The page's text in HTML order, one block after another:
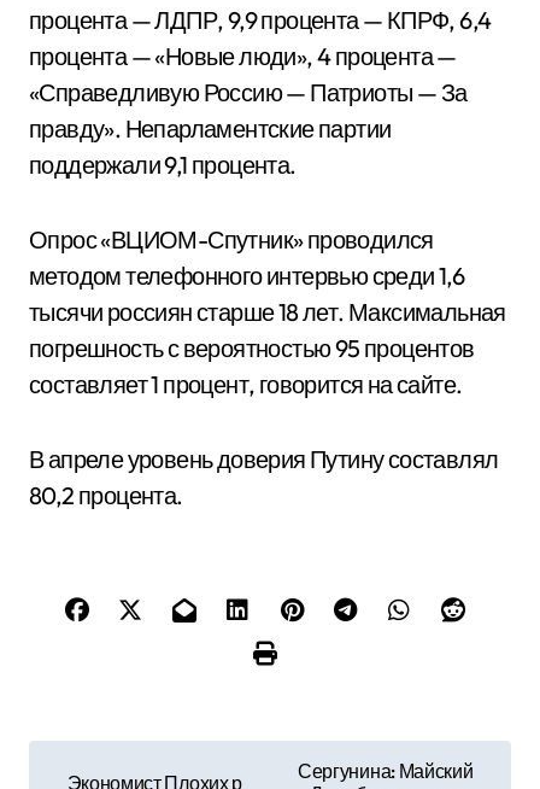
процента — ЛДПР, 9,9 процента — КПРФ, 6,4
процента — «Новые люди», 4 процента —
«Справедливую Россию — Патриоты — За
правду». Непарламентские партии
поддержали 9,1 процента.
Опрос «ВЦИОМ-Спутник» проводился
методом телефонного интервью среди 1,6
тысячи россиян старше 18 лет. Максимальная
погрешность с вероятностью 95 процентов
составляет 1 процент, говорится на сайте.
В апреле уровень доверия Путину составлял
80,2 процента.
Экономист Плохих р
Сергунина: Майский